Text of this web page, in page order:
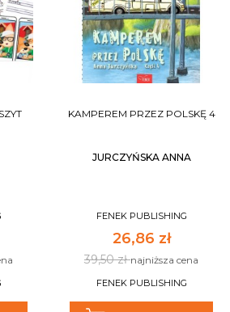
KAMPEREM PRZEZ POLSKĘ 4
JURCZYŃSKA ANNA
FENEK PUBLISHING
26,86 zł
39,50 złnajniższa cena
FENEK PUBLISHING